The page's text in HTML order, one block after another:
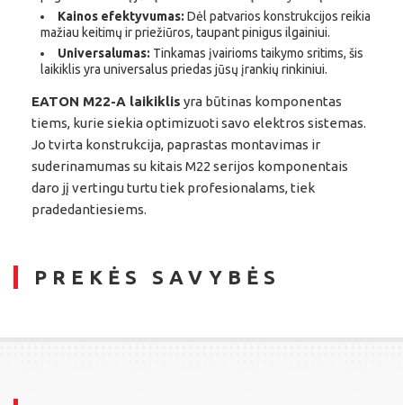
Kainos efektyvumas: Dėl patvarios konstrukcijos reikia
mažiau keitimų ir priežiūros, taupant pinigus ilgainiui.
Universalumas: Tinkamas įvairioms taikymo sritims, šis
laikiklis yra universalus priedas jūsų įrankių rinkiniui.
EATON M22-A laikiklis yra būtinas komponentas
tiems, kurie siekia optimizuoti savo elektros sistemas.
Jo tvirta konstrukcija, paprastas montavimas ir
suderinamumas su kitais M22 serijos komponentais
daro jį vertingu turtu tiek profesionalams, tiek
pradedantiesiems.
PREKĖS SAVYBĖS